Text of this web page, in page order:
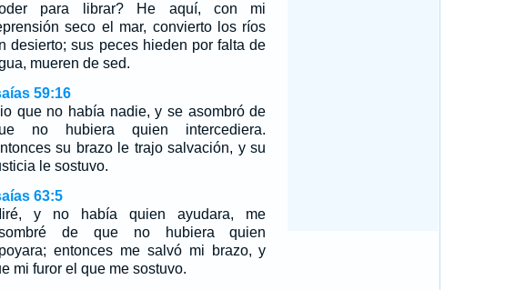
para librar? He aquí, con mi
seco el mar, convierto los ríos
desierto; sus peces hieden por falta de
mueren de sed.
59:16
que no había nadie, y se asombró de
no hubiera quien intercediera.
su brazo le trajo salvación, y su
le sostuvo.
63:5
y no había quien ayudara, me
de que no hubiera quien
entonces me salvó mi brazo, y
mi furor el que me sostuvo.